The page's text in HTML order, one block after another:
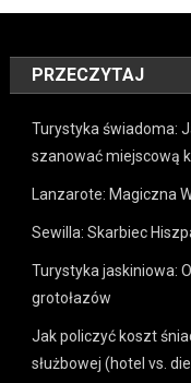
PRZECZYTAJ
Turystyka świadoma:
szanować miejscową
Lanzarote: Magiczna
Sewilla: Skarbiec
Turystyka jaskiniowa:
grotołazów
Jak policzyć koszt
służbowej (hotel vs.